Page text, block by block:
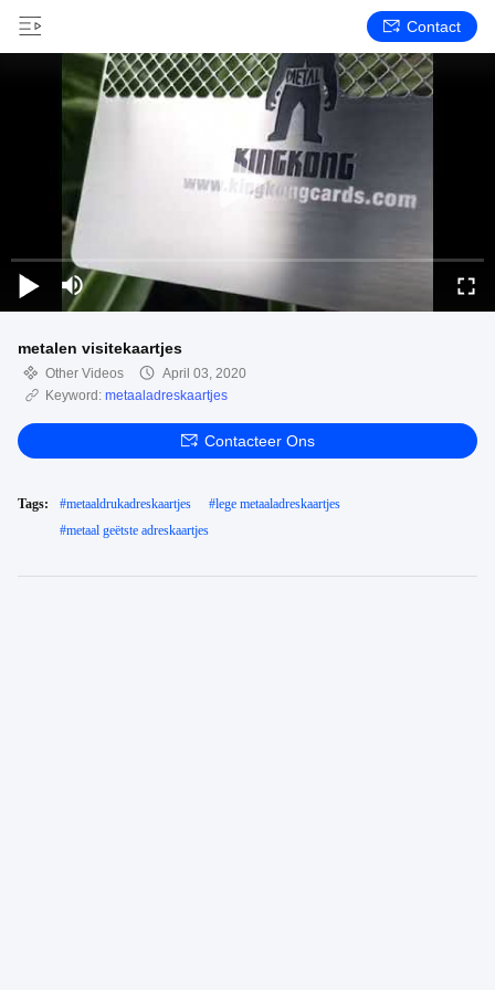
Contact
metalen visitekaartjes
Other Videos
April 03, 2020
Keyword: metaaladreskaartjes
Contacteer Ons
Tags: #metaaldrukadreskaartjes #lege metaaladreskaartjes
#metaal geëtste adreskaartjes